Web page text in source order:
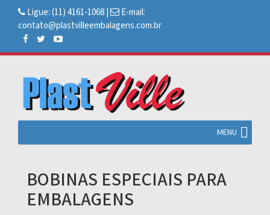
Ligue: (11) 4161-1068
E-mail:
contato@plastvilleembalagens.com.br
MENU
BOBINAS ESPECIAIS PARA
EMBALAGENS